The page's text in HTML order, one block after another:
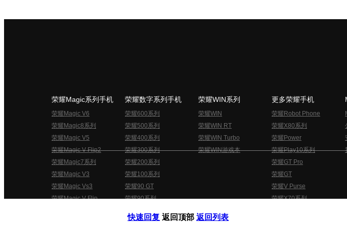
荣耀Magic系列手机
荣耀Magic V6
荣耀Magic8系列
荣耀Magic V5
荣耀Magic V Flip2
荣耀Magic7系列
荣耀Magic V3
荣耀Magic Vs3
荣耀Magic V Flip
荣耀数字系列手机
荣耀600系列
荣耀500系列
荣耀400系列
荣耀300系列
荣耀200系列
荣耀100系列
荣耀90 GT
荣耀90系列
荣耀WIN系列
荣耀WIN
荣耀WIN RT
荣耀WIN Turbo
荣耀WIN游戏本
更多荣耀手机
荣耀Robot Phone
荣耀X80系列
荣耀Power
荣耀Play10系列
荣耀GT Pro
荣耀GT
荣耀V Purse
荣耀X70系列
快速回复 返回顶部 返回列表